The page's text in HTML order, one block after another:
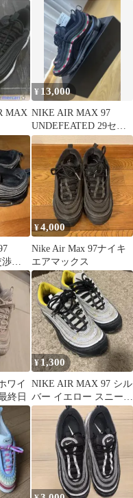
MAX
¥ 13,000
NIKE AIR MAX 97
UNDEFEATED 29セン
チ
あ
¥4,000
Nike Air Max 97ナイキ
エアマックス
ワイ
終日
¥1,300
NIKE AIR MAX 97 シル
バー イエロー スニーカ
ー